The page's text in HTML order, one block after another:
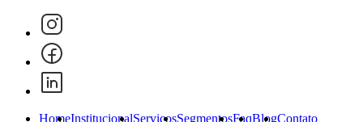
HomeInstitucionalServiçosSegmentosFaqBlogContato